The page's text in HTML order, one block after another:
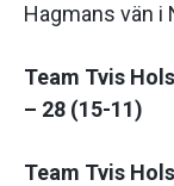
Hagmans vän i
Team Tvis
– 28 (15-11)
Team Tvis